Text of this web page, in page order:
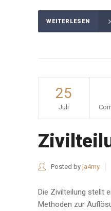
WEITERLESEN
25
Juli
Posted by ja4my
Die Zivilteilung stellt
Methoden zur